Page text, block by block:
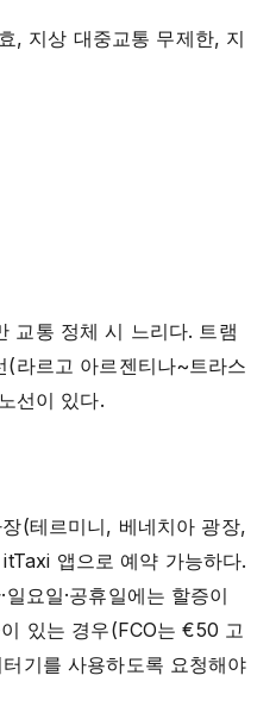
, 지상 대중교통 무제한, 지
교통 정체 시 느리다. 트램
라르고 아르젠티나~트라스
선이 있다.
(테르미니, 베네치아 광장,
앱으로 예약 가능하다.
요일·공휴일에는 할증이
있는 경우(FCO는 €50 고
기를 사용하도록 요청해야